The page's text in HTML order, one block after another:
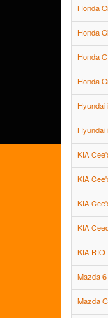
Honda
Honda
Honda
Honda
Hyundai
Hyundai
KIA
KIA
KIA
KIA
KIA RIO
Mazda
Mazda